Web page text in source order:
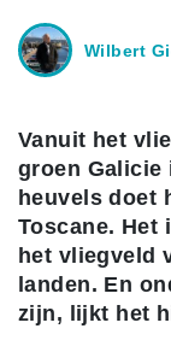
Wilbert
Vanuit het
groen Galicie
heuvels doet
Toscane. Het
het vliegveld
landen. En
zijn, lijkt het